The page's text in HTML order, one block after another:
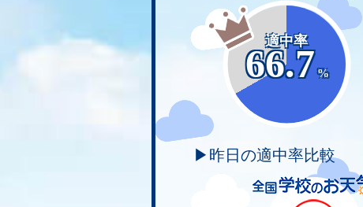
適中率
66.7
%
▶昨日の適中率比較